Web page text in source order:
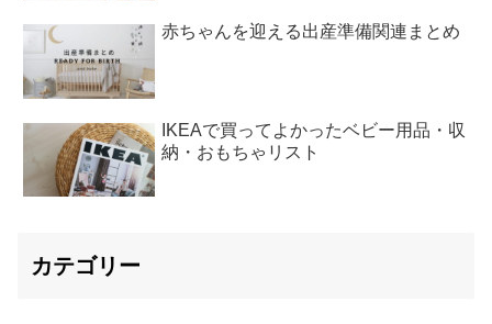
赤ちゃんを迎える出産準備関連まとめ
IKEAで買ってよかったベビー用品・収
納・おもちゃリスト
カテゴリー